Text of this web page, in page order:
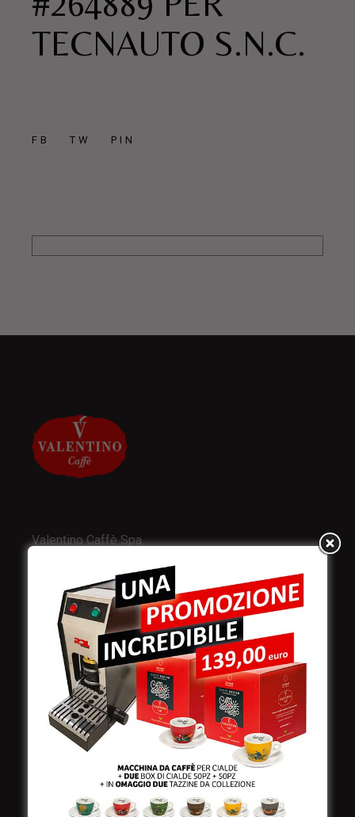
TECNAUTO S.N.C.
FB TW PIN
Valentino Caffè Spa
e produzione:
Viale Croazia 8 (Z.I.)
73100 Lecce
Telefono:+39 0832 240771
+39 0832 279866
info@valentinocaffespa.com
02583710757